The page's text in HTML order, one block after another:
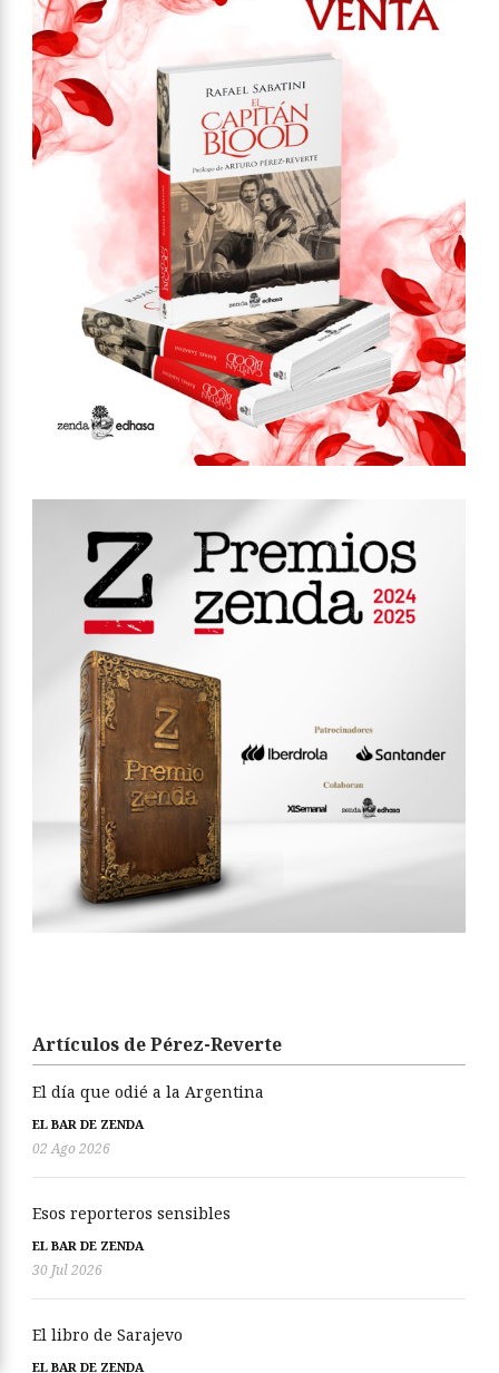
Artículos de Pérez-Reverte
El día que odié a la Argentina
EL BAR DE ZENDA
02 Ago 2026
Esos reporteros sensibles
EL BAR DE ZENDA
30 Jul 2026
El libro de Sarajevo
EL BAR DE ZENDA